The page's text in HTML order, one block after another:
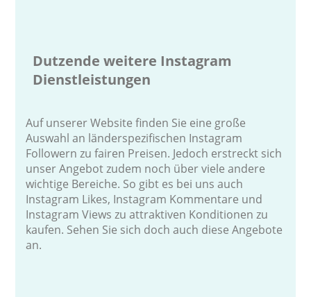
Dutzende weitere Instagram
Dienstleistungen
Auf unserer Website finden Sie eine große
Auswahl an länderspezifischen Instagram
Followern zu fairen Preisen. Jedoch erstreckt sich
unser Angebot zudem noch über viele andere
wichtige Bereiche. So gibt es bei uns auch
Instagram Likes, Instagram Kommentare und
Instagram Views zu attraktiven Konditionen zu
kaufen. Sehen Sie sich doch auch diese Angebote
an.